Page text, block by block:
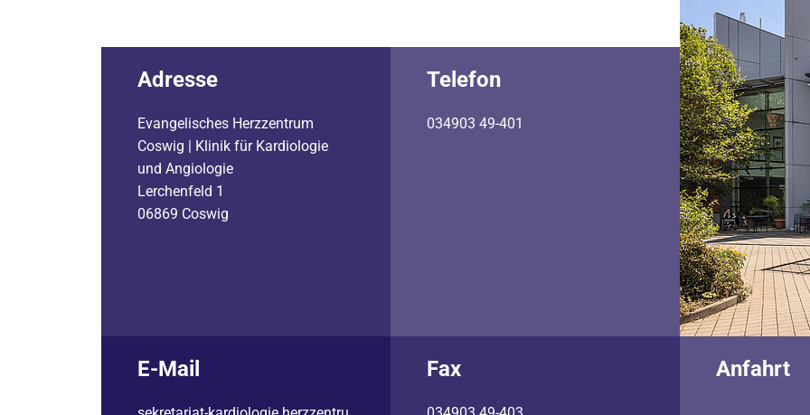
Adresse
Evangelisches Herzzentrum
Coswig | Klinik für Kardiologie
und Angiologie
Lerchenfeld 1
06869 Coswig
Telefon
034903 49-401
E-Mail Fax Anfahrt